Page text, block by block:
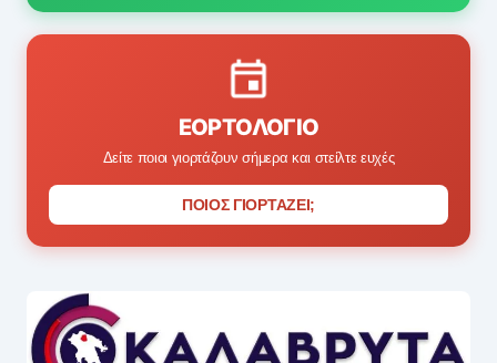
ΕΟΡΤΟΛΌΓΙΟ
Δείτε ποιοι γιορτάζουν σήμερα και στείλτε ευχές
ΠΟΙΟΣ ΓΙΟΡΤΑΖΕΙ;